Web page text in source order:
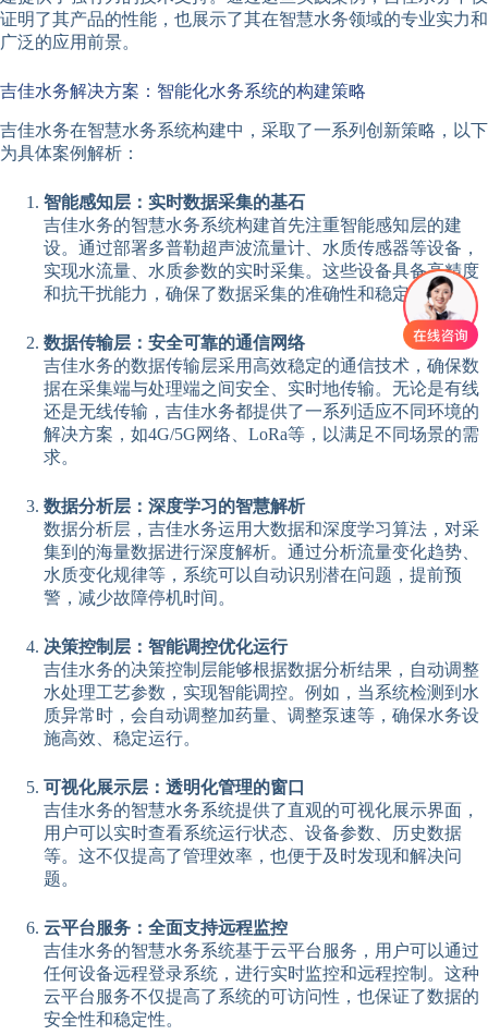
证明了其产品的性能，也展示了其在智慧水务领域的专业实力和
广泛的应用前景。
吉佳水务解决方案：智能化水务系统的构建策略
吉佳水务在智慧水务系统构建中，采取了一系列创新策略，以下
为具体案例解析：
智能感知层：实时数据采集的基石
吉佳水务的智慧水务系统构建首先注重智能感知层的建
设。通过部署多普勒超声波流量计、水质传感器等设备，
实现水流量、水质参数的实时采集。这些设备具备高精度
和抗干扰能力，确保了数据采集的准确性和稳定性。
数据传输层：安全可靠的通信网络
吉佳水务的数据传输层采用高效稳定的通信技术，确保数
据在采集端与处理端之间安全、实时地传输。无论是有线
还是无线传输，吉佳水务都提供了一系列适应不同环境的
解决方案，如4G/5G网络、LoRa等，以满足不同场景的需
求。
数据分析层：深度学习的智慧解析
数据分析层，吉佳水务运用大数据和深度学习算法，对采
集到的海量数据进行深度解析。通过分析流量变化趋势、
水质变化规律等，系统可以自动识别潜在问题，提前预
警，减少故障停机时间。
决策控制层：智能调控优化运行
吉佳水务的决策控制层能够根据数据分析结果，自动调整
水处理工艺参数，实现智能调控。例如，当系统检测到水
质异常时，会自动调整加药量、调整泵速等，确保水务设
施高效、稳定运行。
可视化展示层：透明化管理的窗口
吉佳水务的智慧水务系统提供了直观的可视化展示界面，
用户可以实时查看系统运行状态、设备参数、历史数据
等。这不仅提高了管理效率，也便于及时发现和解决问
题。
云平台服务：全面支持远程监控
吉佳水务的智慧水务系统基于云平台服务，用户可以通过
任何设备远程登录系统，进行实时监控和远程控制。这种
云平台服务不仅提高了系统的可访问性，也保证了数据的
安全性和稳定性。